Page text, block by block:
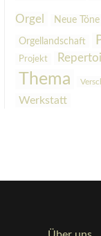
Orgel Neue Töne
Orgellandschaft
Projekt
Thema
Werkstatt